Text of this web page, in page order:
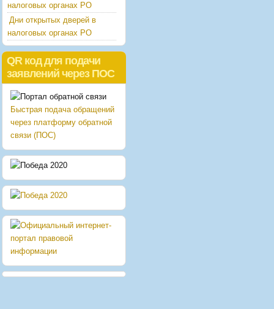
налоговых органах РО
Дни открытых дверей в
налоговых органах РО
QR код для подачи
заявлений через ПОС
Быстрая подача обращений
через платформу обратной
связи (ПОС)